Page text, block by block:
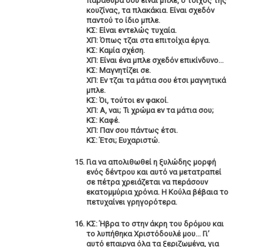
κουζίνας, τα πλακάκια. Είναι σχεδόν
παντού το ίδιο μπλε.
ΚΣ: Είναι εντελώς τυχαία.
ΧΠ: Όπως τζαι στα επιτοίχια έργα.
ΚΣ: Καμία σχέση.
ΧΠ: Eίναι ένα μπλε σχεδόν επικίνδυνο…
ΚΣ: Μαγνητίζει σε.
ΧΠ: Εν τζαι τα μάτια σου έτσι μαγνητικά
μπλε.
ΚΣ: Όι, τούτοι εν φακοί.
ΧΠ: Α, ναι; Τι χρώμα εν τα μάτια σου;
ΚΣ: Καφέ.
ΧΠ: Παν σου πάντως έτσι.
ΚΣ: Έτσι; Ευχαριστώ.
Για να απολιθωθεί η ξυλώδης μορφή
ενός δέντρου και αυτό να μετατραπεί
σε πέτρα χρειάζεται να περάσουν
εκατομμύρια χρόνια. Η Κούλα βέβαια το
πετυχαίνει γρηγορότερα.
ΚΣ: Ήβρα το στην άκρη του δρόμου και
το λυπήθηκα Χριστόδουλέ μου… Γι’
αυτό επαιρνα όλα τα ξεριζωμένα, για